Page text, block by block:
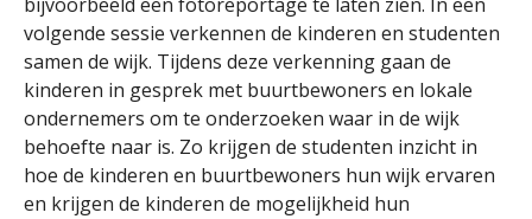
volgende sessie verkennen de kinderen en studenten
samen de wijk. Tijdens deze verkenning gaan de
kinderen in gesprek met buurtbewoners en lokale
ondernemers om te onderzoeken waar in de wijk
behoefte naar is. Zo krijgen de studenten inzicht in
hoe de kinderen en buurtbewoners hun wijk ervaren
en krijgen de kinderen de mogelijkheid hun